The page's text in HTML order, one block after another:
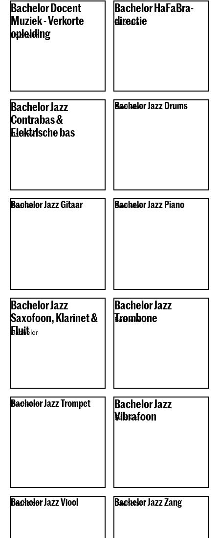
Bachelor Docent
Muziek - Verkorte
opleiding
Bachelor
Bachelor HaFaBra-
directie
Bachelor
Bachelor Jazz
Contrabas &
Elektrische bas
Bachelor
Bachelor Jazz Drums
Bachelor
Bachelor Jazz Gitaar
Bachelor Bachelor Jazz Piano
Bachelor
Bachelor Jazz
Saxofoon, Klarinet &
Fluit
Bachelor
Bachelor Jazz
Trombone
Bachelor
Bachelor Jazz Trompet
Bachelor
Bachelor Jazz
Vibrafoon
Bachelor
Bachelor Jazz Viool
Bachelor Bachelor Jazz Zang
Bachelor